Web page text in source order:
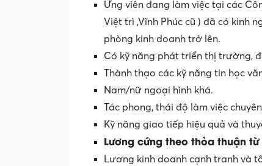
Ứng viên đang làm việc tại các
Việt trì ,Vĩnh Phúc cũ ) đã có kinh
phòng kinh doanh trở lên.
Có kỹ năng phát triển thị trường,
Thành thạo các kỹ năng tin học
Nam/nữ ngoại hình khá.
Tác phong, thái độ làm việc
Kỹ năng giao tiếp hiệu quả và
Lương cứng theo thỏa thuận từ
Lương kinh doanh cạnh tranh và